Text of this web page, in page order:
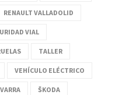
RENAULT VALLADOLID
VIAL
TALLER
VEHÍCULO ELÉCTRICO
ŠKODA